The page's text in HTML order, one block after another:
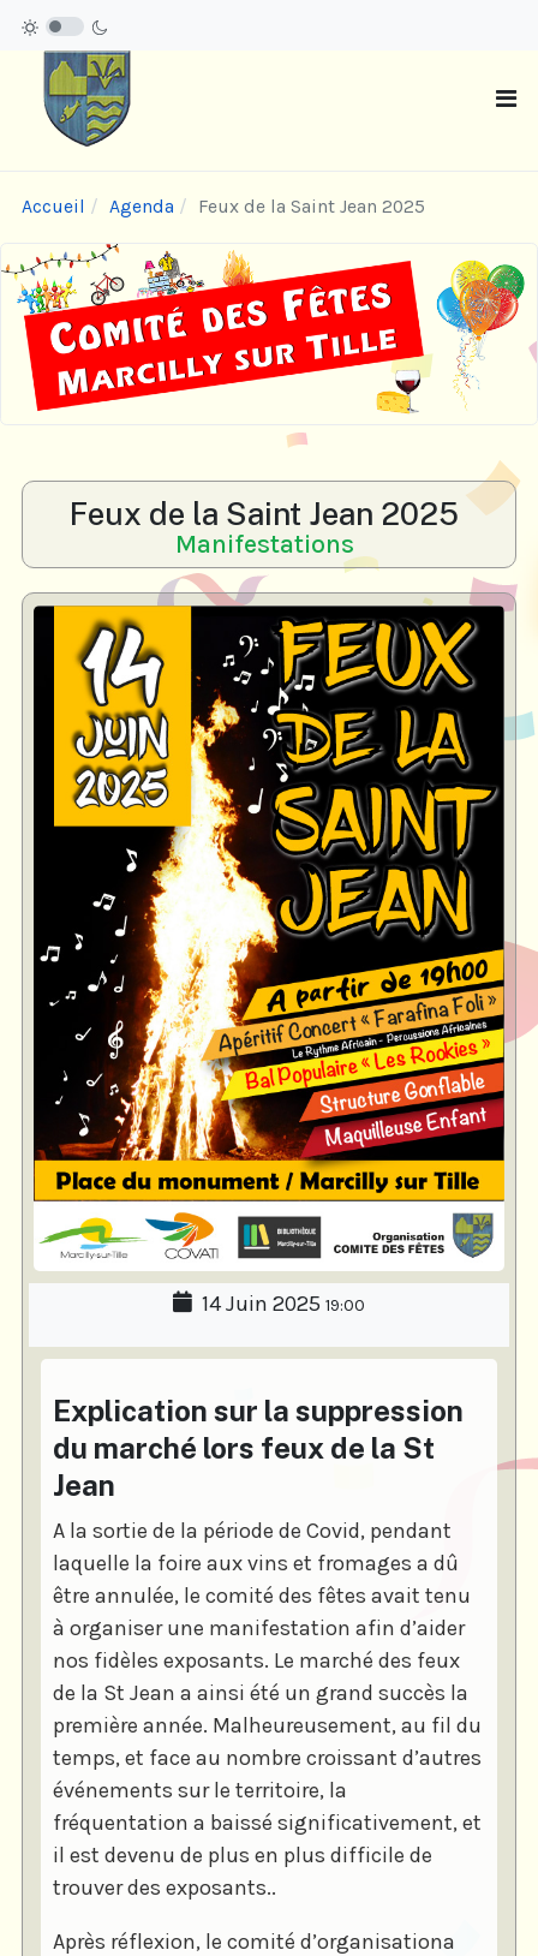
Accueil Agenda Feux de la Saint Jean 2025
Feux de la Saint Jean 2025
Manifestations
14 Juin 2025 19:00
Explication sur la suppression
du marché lors feux de la St
Jean
A la sortie de la période de Covid, pendant
laquelle la foire aux vins et fromages a dû
être annulée, le comité des fêtes avait tenu
à organiser une manifestation afin d’aider
nos fidèles exposants. Le marché des feux
de la St Jean a ainsi été un grand succès la
première année. Malheureusement, au fil du
temps, et face au nombre croissant d’autres
événements sur le territoire, la
fréquentation a baissé significativement, et
il est devenu de plus en plus difficile de
trouver des exposants..
Après réflexion, le comité d’organisationa